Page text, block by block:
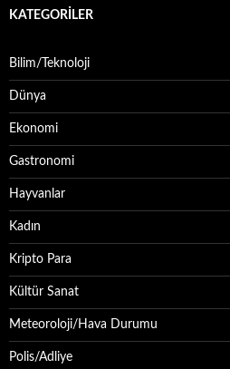
KATEGORILER
Bilim/Teknoloji
Dünya
Ekonomi
Gastronomi
Hayvanlar
Kadın
Kripto Para
Kültür Sanat
Meteoroloji/Hava Durumu
Polis/Adliye